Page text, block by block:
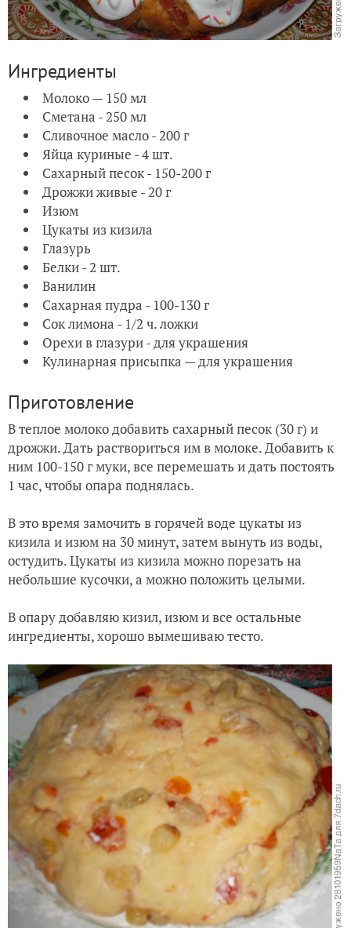
Ингредиенты
Молоко — 150 мл
Сметана - 250 мл
Сливочное масло - 200 г
Яйца куриные - 4 шт.
Сахарный песок - 150-200 г
Дрожжи живые - 20 г
Изюм
Цукаты из кизила
Глазурь
Белки - 2 шт.
Ванилин
Сахарная пудра - 100-130 г
Сок лимона - 1/2 ч. ложки
Орехи в глазури - для украшения
Кулинарная присыпка — для украшения
Приготовление
В теплое молоко добавить сахарный песок (30 г) и
дрожжи. Дать раствориться им в молоке. Добавить к
ним 100-150 г муки, все перемешать и дать постоять
1 час, чтобы опара поднялась.
В это время замочить в горячей воде цукаты из
кизила и изюм на 30 минут, затем вынуть из воды,
остудить. Цукаты из кизила можно порезать на
небольшие кусочки, а можно положить целыми.
В опару добавляю кизил, изюм и все остальные
ингредиенты, хорошо вымешиваю тесто.